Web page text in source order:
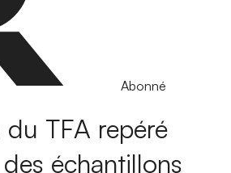
Abonné
du TFA repéré
échantillons